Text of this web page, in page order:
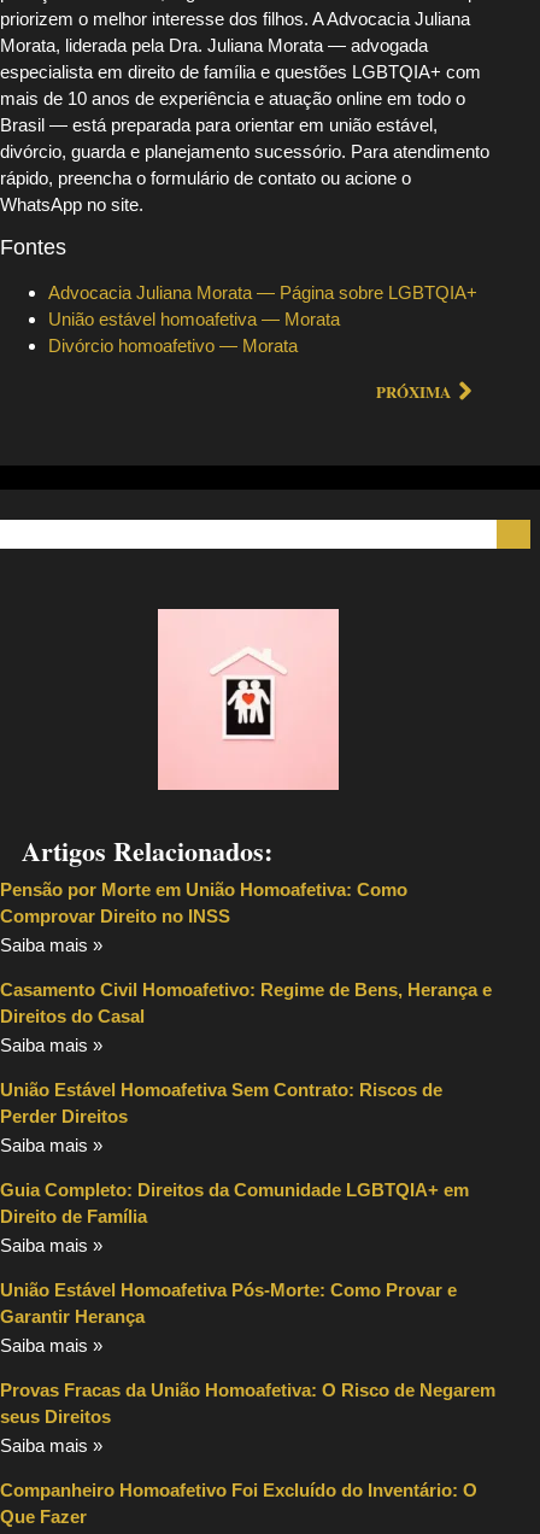
priorizem o melhor interesse dos filhos. A Advocacia Juliana
Morata, liderada pela Dra. Juliana Morata — advogada
especialista em direito de família e questões LGBTQIA+ com
mais de 10 anos de experiência e atuação online em todo o
Brasil — está preparada para orientar em união estável,
divórcio, guarda e planejamento sucessório. Para atendimento
rápido, preencha o formulário de contato ou acione o
WhatsApp no site.
Fontes
Advocacia Juliana Morata — Página sobre LGBTQIA+
União estável homoafetiva — Morata
Divórcio homoafetivo — Morata
PRÓXIMA
Artigos Relacionados:
Pensão por Morte em União Homoafetiva: Como
Comprovar Direito no INSS
Saiba mais »
Casamento Civil Homoafetivo: Regime de Bens, Herança e
Direitos do Casal
Saiba mais »
União Estável Homoafetiva Sem Contrato: Riscos de
Perder Direitos
Saiba mais »
Guia Completo: Direitos da Comunidade LGBTQIA+ em
Direito de Família
Saiba mais »
União Estável Homoafetiva Pós-Morte: Como Provar e
Garantir Herança
Saiba mais »
Provas Fracas da União Homoafetiva: O Risco de Negarem
seus Direitos
Saiba mais »
Companheiro Homoafetivo Foi Excluído do Inventário: O
Que Fazer